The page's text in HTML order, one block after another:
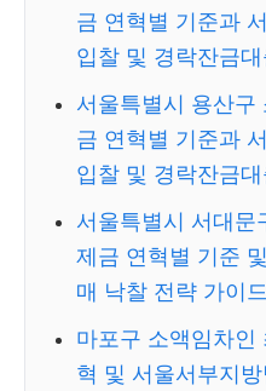
금 연혁별 기준과
입찰 및 경락잔금
서울특별시 용산구
금 연혁별 기준과
입찰 및 경락잔금
서울특별시 서대문
제금 연혁별 기준
매 낙찰 전략 가이드
마포구 소액임차인
혁 및 서울서부지